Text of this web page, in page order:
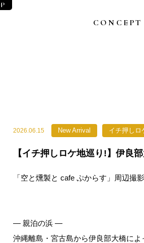
CONCEPT
2026.06.15 New Arrival イチ押しロ
【イチ押しロケ地巡り!】伊良
「空と燻製と cafe ぷからす」周辺撮
— 親泊の浜 —
沖縄離島・宮古島から伊良部大橋によ